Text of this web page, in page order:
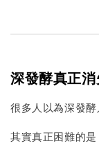
深發酵真正消
很多人以為深發酵
其實真正困難的是